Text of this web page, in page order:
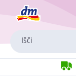
Išči